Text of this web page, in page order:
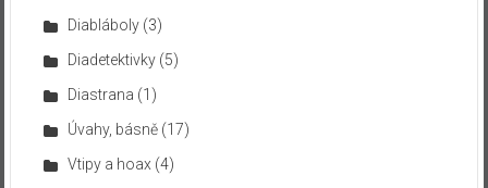
Diabláboly(3)
Diadetektivky(5)
Diastrana (1)
Úvahy, básně(17)
Vtipy a hoax (4)